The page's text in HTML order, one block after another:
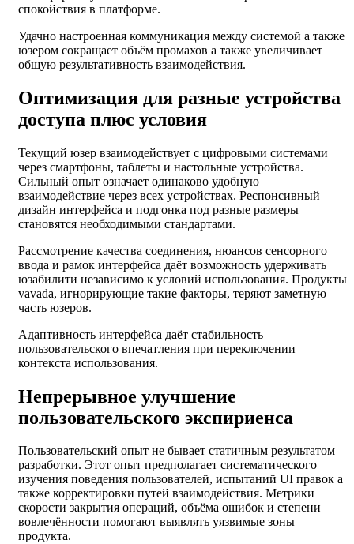
спокойствия в платформе.
Удачно настроенная коммуникация между системой а также
юзером сокращает объём промахов а также увеличивает
общую результативность взаимодействия.
Оптимизация для разные устройства
доступа плюс условия
Текущий юзер взаимодействует с цифровыми системами
через смартфоны, таблеты и настольные устройства.
Сильный опыт означает одинаково удобную
взаимодействие через всех устройствах. Респонсивный
дизайн интерфейса и подгонка под разные размеры
становятся необходимыми стандартами.
Рассмотрение качества соединения, нюансов сенсорного
ввода и рамок интерфейса даёт возможность удерживать
юзабилити независимо к условий использования. Продукты
vavada, игнорирующие такие факторы, теряют заметную
часть юзеров.
Адаптивность интерфейса даёт стабильность
пользовательского впечатления при переключении
контекста использования.
Непрерывное улучшение
пользовательского экспириенса
Пользовательский опыт не бывает статичным результатом
разработки. Этот опыт предполагает систематического
изучения поведения пользователей, испытаний UI правок а
также корректировки путей взаимодействия. Метрики
скорости закрытия операций, объёма ошибок и степени
вовлечённости помогают выявлять уязвимые зоны
продукта.